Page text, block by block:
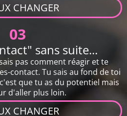
CHANGER
03
sans suite...
pas comment réagir et te
contact. Tu sais au fond de toi
que tu as du potentiel mais
d'aller plus loin.
CHANGER